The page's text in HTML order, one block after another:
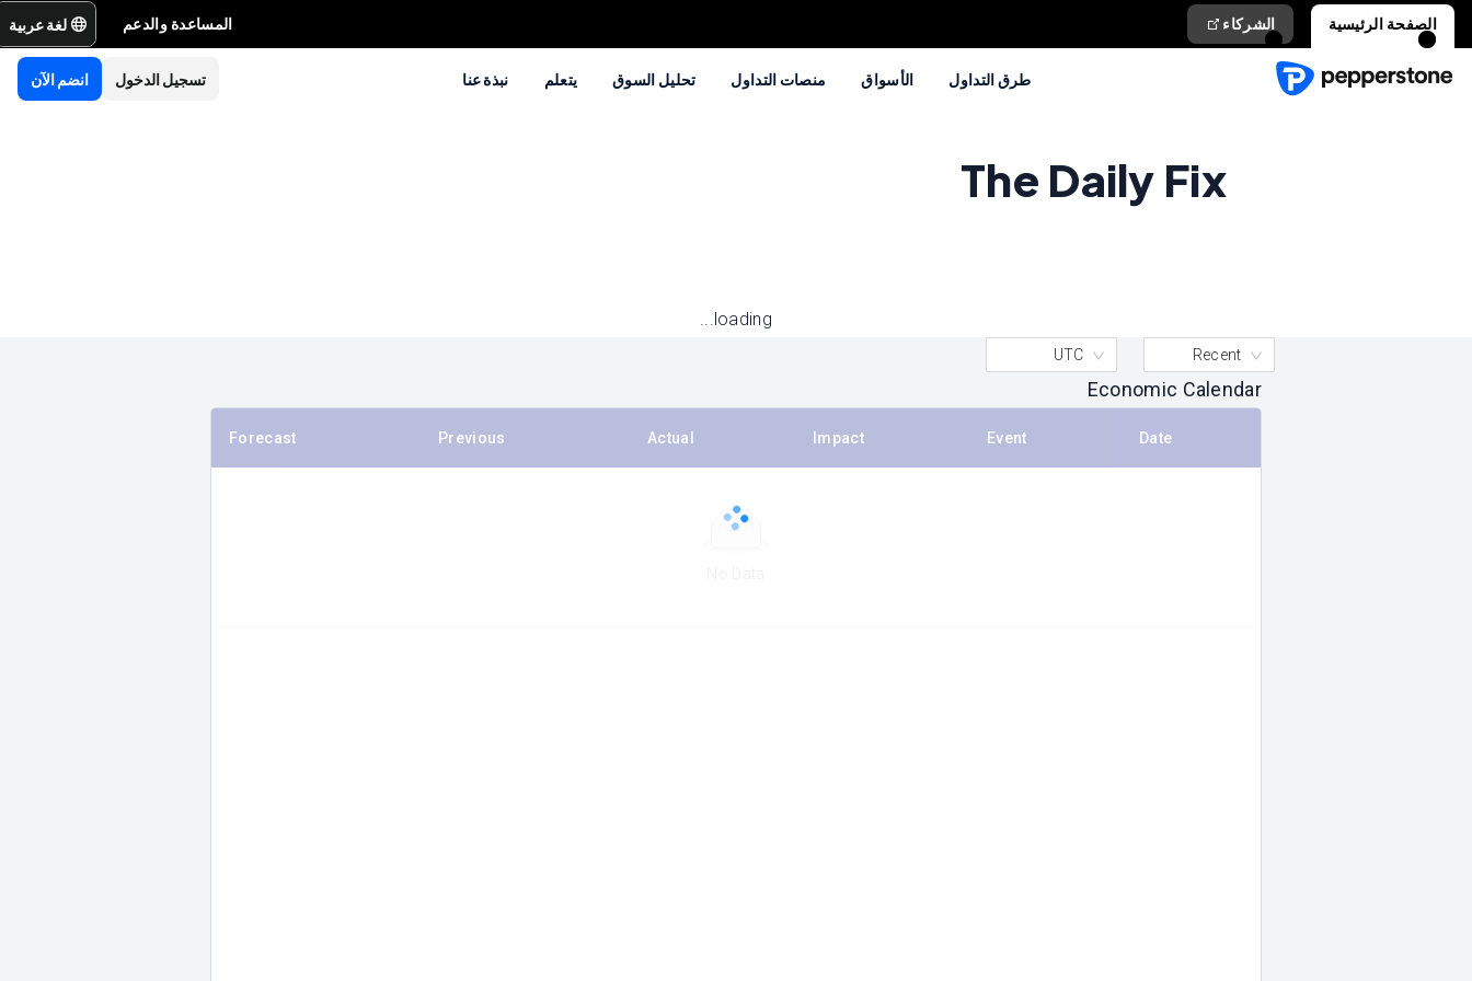
الصفحة الرئيسية الشركاء المساعدة والدعم لغة عربية
طرق التداول الأسواق منصات التداول تحليل السوق يتعلم نبذة عنا انضم الآن تسجيل الدخول
The Daily Fix
loading...
Recent
UTC
Economic Calendar
Date
Event
Impact
Actual
Previous
Forecast